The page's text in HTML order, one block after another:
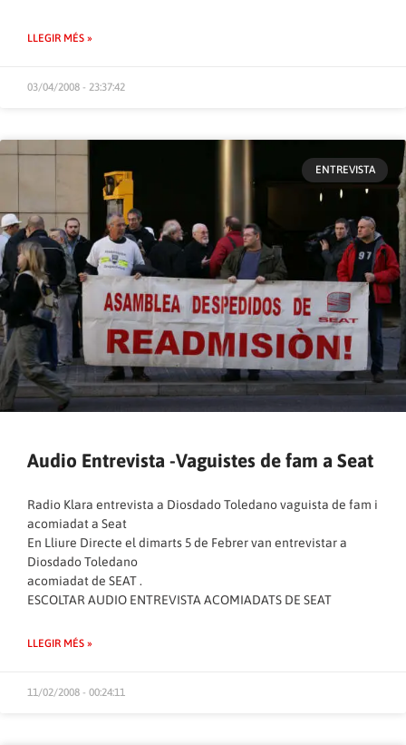
LLEGIR MÉS »
03/04/2008 - 23:37:42
ENTREVISTA
Audio Entrevista -Vaguistes de fam a Seat
Radio Klara entrevista a Diosdado Toledano vaguista de fam i
acomiadat a Seat
En Lliure Directe el dimarts 5 de Febrer van entrevistar a
Diosdado Toledano
acomiadat de SEAT .
ESCOLTAR AUDIO ENTREVISTA ACOMIADATS DE SEAT
LLEGIR MÉS »
11/02/2008 - 00:24:11